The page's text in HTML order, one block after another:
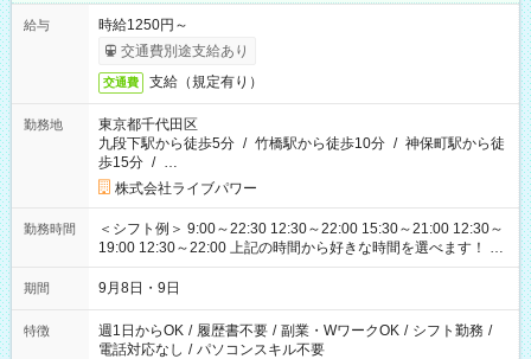
給与
時給1250円～
交通費別途支給あり
交通費 支給（規定有り）
勤務地
東京都千代田区
九段下駅から徒歩5分 / 竹橋駅から徒歩10分 / 神保町駅から徒
歩15分 / …
株式会社ライブパワー
勤務時間
＜シフト例＞ 9:00～22:30 12:30～22:00 15:30～21:00 12:30～
19:00 12:30～22:00 上記の時間から好きな時間を選べます！ ※
時間は変更となる可能性があります
期間 9月8日・9日
特徴 週1日からOK / 履歴書不要 / 副業・WワークOK / シフト勤務 /
電話対応なし / パソコンスキル不要